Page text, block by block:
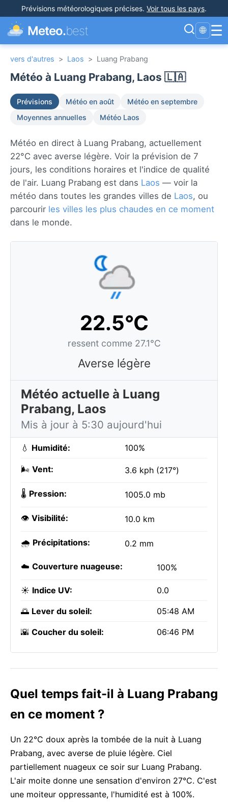
Prévisions météorologiques précises. Voir tous les pays.
Meteo.best 🌐 ☰
vers d'autres > Laos > Luang Prabang
Météo à Luang Prabang, Laos 🇱🇦
Prévisions Météo en août
Météo en septembre
Moyennes annuelles
Météo Laos
Météo en direct à Luang Prabang, actuellement
22°C avec averse légère. Voir la prévision de 7
jours, les conditions horaires et l'indice de qualité
de l'air. Luang Prabang est dans Laos — voir la
météo dans toutes les grandes villes de Laos, ou
parcourir les villes les plus chaudes en ce moment
dans le monde.
22.5°C
ressent comme 27.1°C
Averse légère
Météo actuelle à Luang
Prabang, Laos
Mis à jour à 5:30 aujourd'hui
💧 Humidité: 100%
🌬️ Vent: 3.6 kph (217°)
🌡️ Pression: 1005.0 mb
👁️ Visibilité: 10.0 km
🌧️ Précipitations: 0.2 mm
☁️ Couverture nuageuse: 100%
☀️ Indice UV: 0.0
🌅 Lever du soleil: 05:48 AM
🌇 Coucher du soleil: 06:46 PM
Quel temps fait-il à Luang Prabang
en ce moment ?
Un 22°C doux après la tombée de la nuit à Luang
Prabang, avec averse de pluie légère. Ciel
partiellement nuageux ce soir sur Luang Prabang.
L'air moite donne une sensation d'environ 27°C. C'est
une moiteur oppressante, l'humidité est à 100%.